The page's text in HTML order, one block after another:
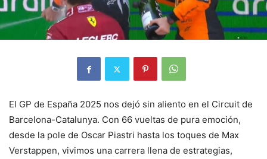
El GP de España 2025 nos dejó sin aliento en el Circuit de
Barcelona-Catalunya. Con 66 vueltas de pura emoción,
desde la pole de Oscar Piastri hasta los toques de Max
Verstappen, vivimos una carrera llena de estrategias,